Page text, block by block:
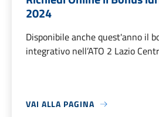
2024
Disponibile anche quest'anno il
integrativo nell’ATO 2 Lazio
VAI ALLA PAGINA